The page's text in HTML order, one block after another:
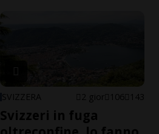
SVIZZERA 2 gior 106 143
Svizzeri in fuga